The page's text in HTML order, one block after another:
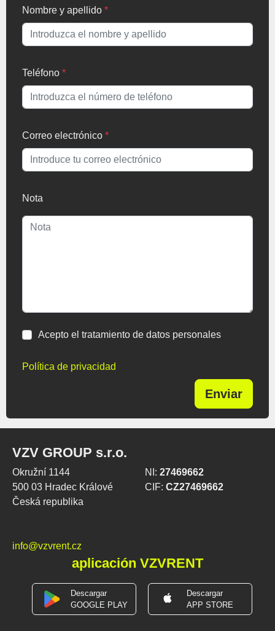
Nombre y apellido *
Teléfono *
Correo electrónico *
Nota
Acepto el tratamiento de datos personales
Política de privacidad
Enviar
VZV GROUP s.r.o.
Okružní 1144
500 03 Hradec Králové
Česká republika
NI: 27469662
CIF: CZ27469662
info@vzvrent.cz
aplicación VZVRENT
Descargar
GOOGLE PLAY
Descargar
APP STORE